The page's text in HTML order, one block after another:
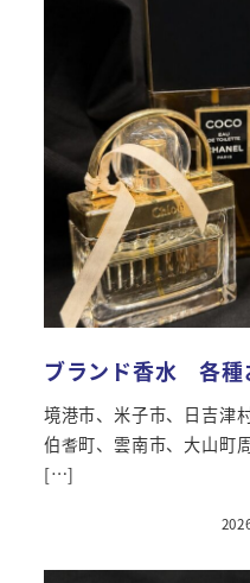
ブランド香水 各種
境港市、米子市、日吉津
伯耆町、雲南市、大山町
[…]
投